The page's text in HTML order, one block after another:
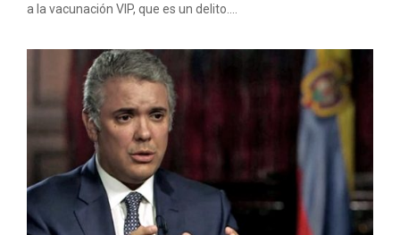
a la vacunación VIP, que es un delito....